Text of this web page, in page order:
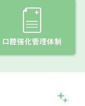
口腔強化管理体制